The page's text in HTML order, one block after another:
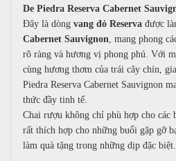
De Piedra Reserva Cabernet
Đây là dòngvang đỏ Reserva được
Cabernet Sauvignon, mang phong
rõ ràng và hương vị phong phú. Với
cùng hương thơm của trái cây chín,
Piedra Reserva Cabernet Sauvignon
thức đầy tinh tế.
Chai rượu không chỉ phù hợp cho các
rất thích hợp cho những buổi gặp gỡ
làm quà tặng trong những dịp đặc biệt.